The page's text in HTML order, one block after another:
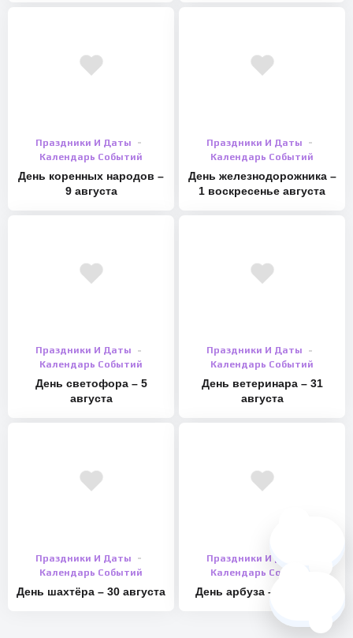
Праздники И Даты
Календарь Событий
День коренных народов –
9 августа
Праздники И Даты
Календарь Событий
День железнодорожника –
1 воскресенье августа
Праздники И Даты
Календарь Событий
День светофора – 5
августа
Праздники И Даты
Календарь Событий
День ветеринара – 31
августа
Праздники И Даты
Календарь Событий
День шахтёра – 30 августа
Праздники И Даты
Календарь Событий
День арбуза – 3 августа